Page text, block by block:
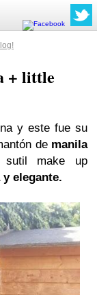
+ little
y este fue su
de manila
make up
elegante.